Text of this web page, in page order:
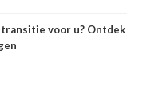
voor u? Ontdek